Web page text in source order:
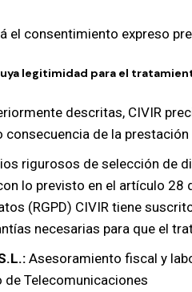
el consentimiento expreso
legitimidad para el
descritas, CIVIR
de la
rigurosos de selección
lo previsto en el artículo 28
(RGPD) CIVIR tiene
necesarias para que el
Asesoramiento fiscal y
de Telecomunicaciones